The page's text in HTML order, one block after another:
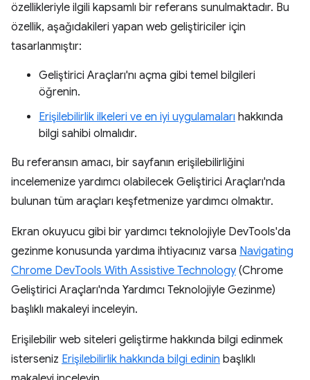
özellikleriyle ilgili kapsamlı bir referans sunulmaktadır. Bu
özellik, aşağıdakileri yapan web geliştiriciler için
tasarlanmıştır:
Geliştirici Araçları'nı açma gibi temel bilgileri
öğrenin.
Erişilebilirlik ilkeleri ve en iyi uygulamaları hakkında
bilgi sahibi olmalıdır.
Bu referansın amacı, bir sayfanın erişilebilirliğini
incelemenize yardımcı olabilecek Geliştirici Araçları'nda
bulunan tüm araçları keşfetmenize yardımcı olmaktır.
Ekran okuyucu gibi bir yardımcı teknolojiyle DevTools'da
gezinme konusunda yardıma ihtiyacınız varsa Navigating
Chrome DevTools With Assistive Technology (Chrome
Geliştirici Araçları'nda Yardımcı Teknolojiyle Gezinme)
başlıklı makaleyi inceleyin.
Erişilebilir web siteleri geliştirme hakkında bilgi edinmek
isterseniz Erişilebilirlik hakkında bilgi edinin başlıklı